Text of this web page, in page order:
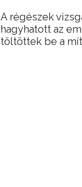
A régészek
hagyhatott az
töltöttek be a